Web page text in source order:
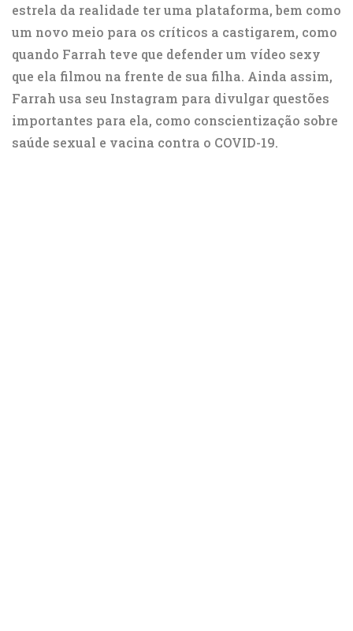
estrela da realidade ter uma plataforma, bem como
um novo meio para os críticos a castigarem, como
quando Farrah teve que defender um vídeo sexy
que ela filmou na frente de sua filha. Ainda assim,
Farrah usa seu Instagram para divulgar questões
importantes para ela, como conscientização sobre
saúde sexual e vacina contra o COVID-19.